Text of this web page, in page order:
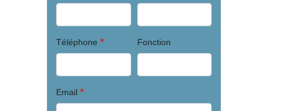
Téléphone * Fonction
Email *